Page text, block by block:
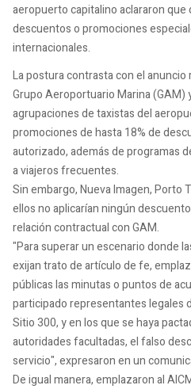
aeropuerto capitalino aclararon que
descuentos o promociones
internacionales.
La postura contrasta con el anuncio
Grupo Aeroportuario Marina (GAM)
agrupaciones de taxistas del
promociones de hasta 18% de
autorizado, además de programas
a viajeros frecuentes.
Sin embargo, Nueva Imagen, Porto
ellos no aplicarían ningún
relación contractual con GAM.
"Para superar un escenario donde
exijan trato de artículo de fe,
públicas las minutas o puntos de
participado representantes legales
Sitio 300, y en los que se haya
autoridades facultadas, el falso
servicio", expresaron en un
De igual manera, emplazaron al